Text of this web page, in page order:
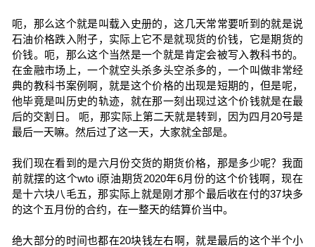
呃，那么这个就是叫载入史册的，这几天常常要听到的就是说
石油价格跌入附子，实际上它不是就现货的价钱，它是期货的
价钱。呃，那么这个当然是一个就是肯定会被写入教科书的。
在金融市场上，一个就空头杀多头空杀多的，一个叫做非常经
典的教科书案例啊，就是这个价格的出现是短期的，但是呢，
他毕竟是叫历史的轨迹，就在那一刻出现过这个价钱就是在最
后的交割日。 呃，那实际上第二天就是转到，因为四月20号是
最后一天嘛。然后过了这一天，大家就全部是。
我们现在看到的是六月份交货的期货价格，那是多少呢？我面
前就摆的这个wto i原油期货2020年6月份的这个价钱啊，现在
是十六块八毛五，那实际上就是刚才那个最后收在付的37块多
的这个五月份的合约，在一整天的结算价当中。
绝大部分的时间也都在20块钱左右啊，就是最后的这个半个小